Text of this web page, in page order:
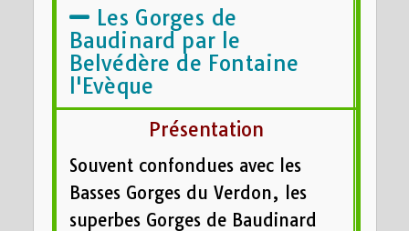
Les Gorges de
Baudinard par le
Belvédère de Fontaine
l'Evèque
Présentation
Souvent confondues avec les
Basses Gorges du Verdon, les
superbes Gorges de Baudinard